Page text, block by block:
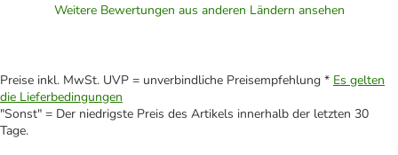
Weitere Bewertungen aus anderen Ländern ansehen
Preise inkl. MwSt. UVP = unverbindliche Preisempfehlung * Es gelten
die Lieferbedingungen
"Sonst" = Der niedrigste Preis des Artikels innerhalb der letzten 30
Tage.